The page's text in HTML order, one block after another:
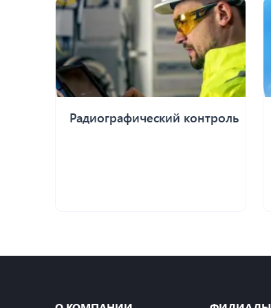
Радиографический контроль